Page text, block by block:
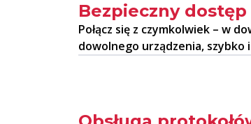
Bezpieczny
Połącz się z czymkolwiek – w
dowolnego urządzenia, szybko